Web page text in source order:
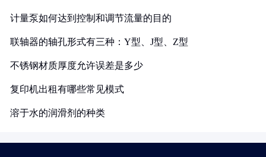
计量泵如何达到控制和调节流量的目的
联轴器的轴孔形式有三种：Y型、J型、Z型
不锈钢材质厚度允许误差是多少
复印机出租有哪些常见模式
溶于水的润滑剂的种类